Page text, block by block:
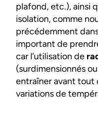
plafond, etc.), ainsi
isolation, comme
précédemment
important de
car l’utilisation de
(surdimensionnés
entraîner avant
variations de